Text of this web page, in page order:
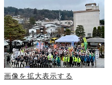
画像を拡大表示する